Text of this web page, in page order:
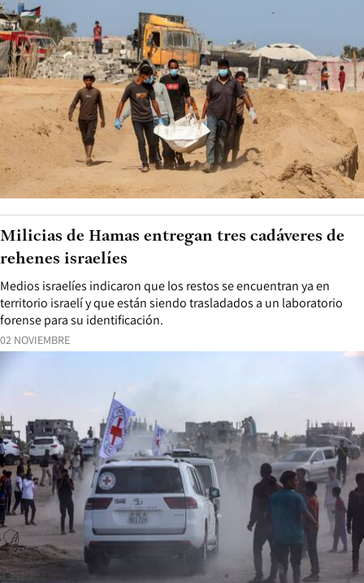
02 NOVIEMBRE
Medios israelíes indicaron que los restos se encuentran ya en
territorio israelí y que están siendo trasladados a un laboratorio
forense para su identificación.
Milicias de Hamas entregan tres cadáveres de
rehenes israelíes